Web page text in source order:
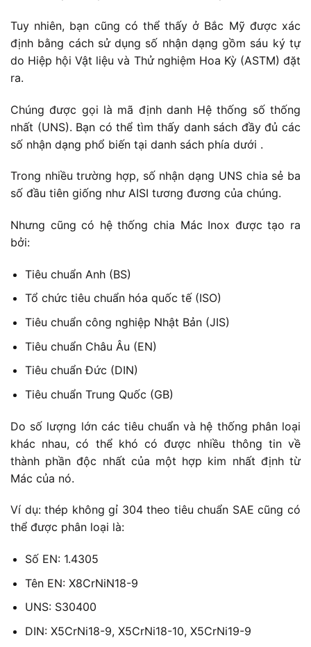
Tuy nhiên, bạn cũng có thể thấy ở Bắc Mỹ được xác
định bằng cách sử dụng số nhận dạng gồm sáu ký tự
do Hiệp hội Vật liệu và Thử nghiệm Hoa Kỳ (ASTM) đặt
ra.
Chúng được gọi là mã định danh Hệ thống số thống
nhất (UNS). Bạn có thể tìm thấy danh sách đầy đủ các
số nhận dạng phổ biến tại danh sách phía dưới .
Trong nhiều trường hợp, số nhận dạng UNS chia sẻ ba
số đầu tiên giống như AISI tương đương của chúng.
Nhưng cũng có hệ thống chia Mác Inox được tạo ra
bởi:
Tiêu chuẩn Anh (BS)
Tổ chức tiêu chuẩn hóa quốc tế (ISO)
Tiêu chuẩn công nghiệp Nhật Bản (JIS)
Tiêu chuẩn Châu Âu (EN)
Tiêu chuẩn Đức (DIN)
Tiêu chuẩn Trung Quốc (GB)
Do số lượng lớn các tiêu chuẩn và hệ thống phân loại
khác nhau, có thể khó có được nhiều thông tin về
thành phần độc nhất của một hợp kim nhất định từ
Mác của nó.
Ví dụ: thép không gỉ 304 theo tiêu chuẩn SAE cũng có
thể được phân loại là:
Số EN: 1.4305
Tên EN: X8CrNiN18-9
UNS: S30400
DIN: X5CrNi18-9, X5CrNi18-10, X5CrNi19-9